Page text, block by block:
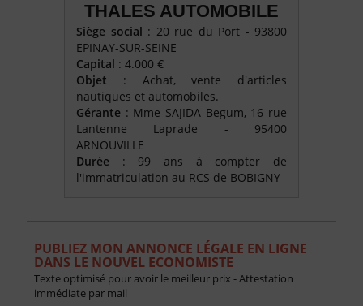
THALES AUTOMOBILE
Siège social : 20 rue du Port - 93800
EPINAY-SUR-SEINE
Capital : 4.000 €
Objet : Achat, vente d'articles
nautiques et automobiles.
Gérante : Mme SAJIDA Begum, 16 rue
Lantenne Laprade - 95400
ARNOUVILLE
Durée : 99 ans à compter de
l'immatriculation au RCS de BOBIGNY
PUBLIEZ MON ANNONCE LÉGALE EN LIGNE
DANS LE NOUVEL ECONOMISTE
Texte optimisé pour avoir le meilleur prix - Attestation
immédiate par mail